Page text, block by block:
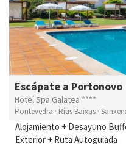
Escápate a Portonovo
Hotel Spa Galatea ****
Pontevedra · Rías Baixas ·
Alojamiento + Desayuno
Exterior + Ruta Autoguiada